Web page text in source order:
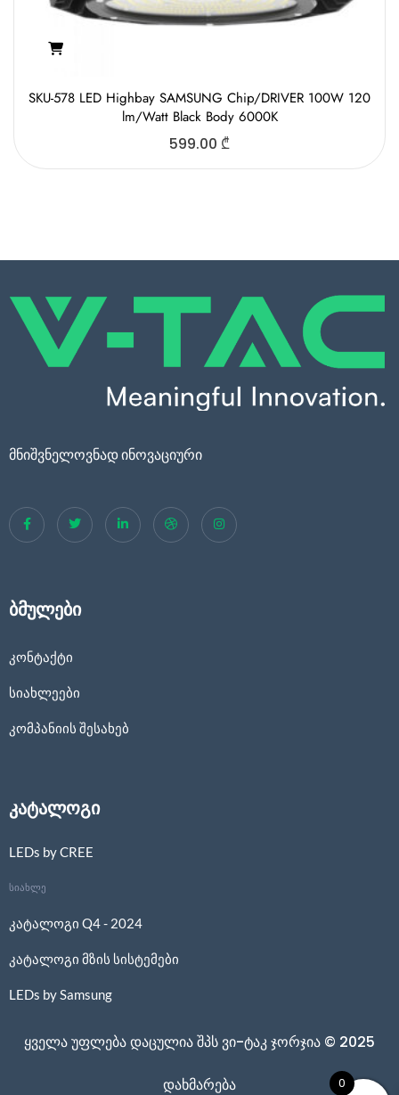
SKU-578 LED Highbay SAMSUNG Chip/DRIVER 100W 120
lm/Watt Black Body 6000K
599.00 ₾
მნიშვნელოვნად ინოვაციური
ბმულები
კონტაქტი
სიახლეები
კომპანიის შესახებ
კატალოგი
LEDs by CREE
სიახლე
კატალოგი Q4 - 2024
კატალოგი მზის სისტემები
LEDs by Samsung
ყველა უფლება დაცულია შპს ვი-ტაკ ჯორჯია © 2025
დახმარება 0